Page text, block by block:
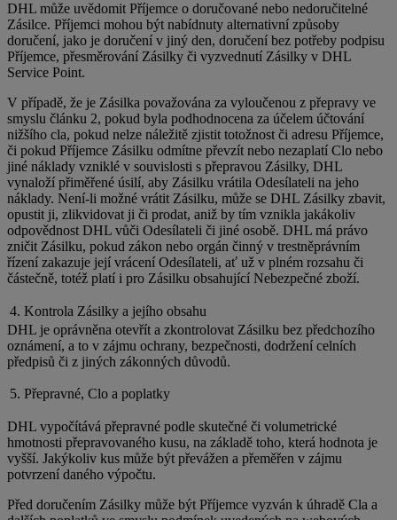
DHL může uvědomit Příjemce o doručované nebo nedoručitelné
Zásilce. Příjemci mohou být nabídnuty alternativní způsoby
doručení, jako je doručení v jiný den, doručení bez potřeby podpisu
Příjemce, přesměrování Zásilky či vyzvednutí Zásilky v DHL
Service Point.
V případě, že je Zásilka považována za vyloučenou z přepravy ve
smyslu článku 2, pokud byla podhodnocena za účelem účtování
nižšího cla, pokud nelze náležitě zjistit totožnost či adresu Příjemce,
či pokud Příjemce Zásilku odmítne převzít nebo nezaplatí Clo nebo
jiné náklady vzniklé v souvislosti s přepravou Zásilky, DHL
vynaloží přiměřené úsilí, aby Zásilku vrátila Odesílateli na jeho
náklady. Není-li možné vrátit Zásilku, může se DHL Zásilky zbavit,
opustit ji, zlikvidovat ji či prodat, aniž by tím vznikla jakákoliv
odpovědnost DHL vůči Odesílateli či jiné osobě. DHL má právo
zničit Zásilku, pokud zákon nebo orgán činný v trestněprávním
řízení zakazuje její vrácení Odesílateli, ať už v plném rozsahu či
částečně, totéž platí i pro Zásilku obsahující Nebezpečné zboží.
4. Kontrola Zásilky a jejího obsahu
DHL je oprávněna otevřít a zkontrolovat Zásilku bez předchozího
oznámení, a to v zájmu ochrany, bezpečnosti, dodržení celních
předpisů či z jiných zákonných důvodů.
5. Přepravné, Clo a poplatky
DHL vypočítává přepravné podle skutečné či volumetrické
hmotnosti přepravovaného kusu, na základě toho, která hodnota je
vyšší. Jakýkoliv kus může být převážen a přeměřen v zájmu
potvrzení daného výpočtu.
Před doručením Zásilky může být Příjemce vyzván k úhradě Cla a